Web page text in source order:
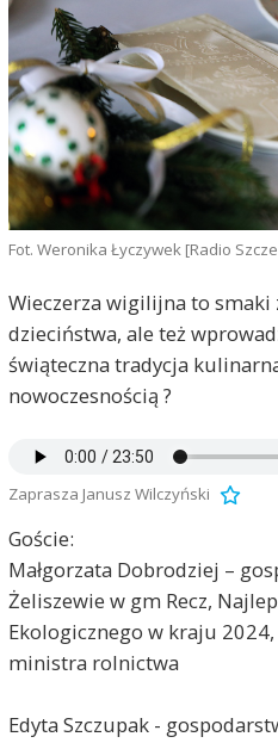
Fot. Weronika Łyczywek [Radio
Wieczerza wigilijna to smaki
dzieciństwa, ale też
świąteczna tradycja
nowoczesnością ?
Zaprasza Janusz Wilczyński
Goście:
Małgorzata Dobrodziej –
Żeliszewie w gm Recz,
Ekologicznego w kraju
ministra rolnictwa
Edyta Szczupak -